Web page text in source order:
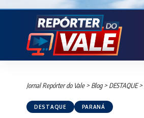
Jornal Repórter do Vale> Blog> DESTAQUE>
DESTAQUE PARANÁ